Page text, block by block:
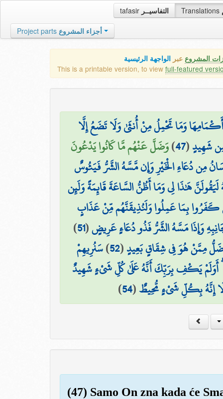
tafasir التفاسيــر Translations
Project parts أجزاء المشروع
المشروع عبر الواجهة الرئيسية
This is a printable version, to view full-featured
وَمَا تَحْمِلُ مِنْ أُنثَىٰ وَلَا تَضَعُ إِلَّا
شَهِيدٍ(
47
)وَضَلَّ عَنْهُم مَّا كَانُوا يَدْعُونَ
مِن دُعَاءِ الْخَيْرِ وَإِن مَّسَّهُ الشَّرُّ فَيَئُوسٌ
هَٰذَا لِي وَمَا أَظُنُّ السَّاعَةَ قَائِمَةً وَلَئِن
كَفَرُوا بِمَا عَمِلُوا وَلَنُذِيقَنَّهُم مِّنْ عَذَابٍ
وَإِذَا مَسَّهُ الشَّرُّ فَذُو دُعَاءٍ عَرِيضٍ(
51
)
مِمَّنْ هُوَ فِي شِقَاقٍ بَعِيدٍ(
52
)سَنُرِيهِمْ
أَوَلَمْ يَكْفِ بِرَبِّكَ أَنَّهُ عَلَىٰ كُلِّ شَيْءٍ شَهِيدٌ
إِنَّهُ بِكُلِّ شَيْءٍ مُّحِيطٌ(
54
)
(47) Samo On zna kada će